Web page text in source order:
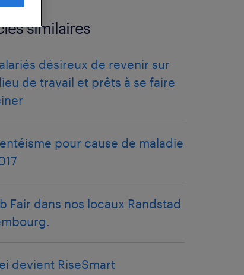
similaires
désireux de revenir sur
de travail et prêts à se faire
pour cause de maladie
Fair dans nos locaux Randstad
devient RiseSmart